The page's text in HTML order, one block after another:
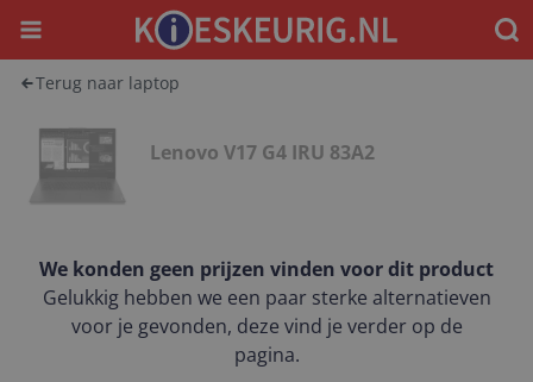
Menu
Terug naar laptop
Lenovo V17 G4 IRU 83A2
We konden geen prijzen vinden voor dit product
Gelukkig hebben we een paar sterke alternatieven
voor je gevonden, deze vind je verder op de
pagina.